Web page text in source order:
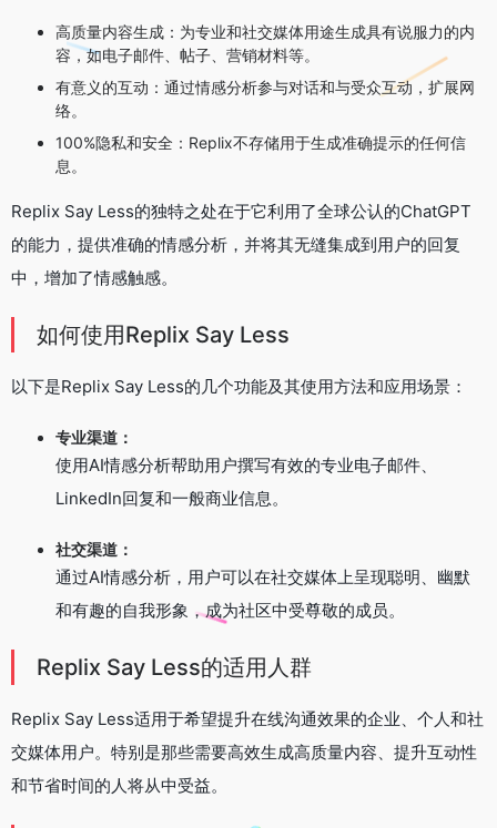
高质量内容生成：为专业和社交媒体用途生成具有说服力的内
容，如电子邮件、帖子、营销材料等。
有意义的互动：通过情感分析参与对话和与受众互动，扩展网
络。
100%隐私和安全：Replix不存储用于生成准确提示的任何信
息。
Replix Say Less的独特之处在于它利用了全球公认的ChatGPT
的能力，提供准确的情感分析，并将其无缝集成到用户的回复
中，增加了情感触感。
如何使用Replix Say Less
以下是Replix Say Less的几个功能及其使用方法和应用场景：
专业渠道：
使用AI情感分析帮助用户撰写有效的专业电子邮件、
LinkedIn回复和一般商业信息。
社交渠道：
通过AI情感分析，用户可以在社交媒体上呈现聪明、幽默
和有趣的自我形象，成为社区中受尊敬的成员。
Replix Say Less的适用人群
Replix Say Less适用于希望提升在线沟通效果的企业、个人和社
交媒体用户。特别是那些需要高效生成高质量内容、提升互动性
和节省时间的人将从中受益。